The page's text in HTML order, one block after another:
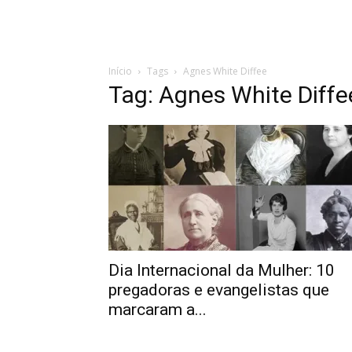
Início Tags Agnes White Diffee
Tag: Agnes White
Dia Internacional da Mulher: 10
pregadoras e evangelistas que
marcaram a...